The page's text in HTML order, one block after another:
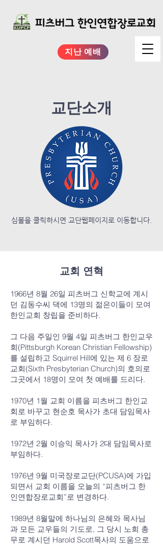
지난 예배
교단소개
​심볼을 클릭하시면 교단웹페이지로 이동합니다.
교회 연혁
1966년 8월 26일 피츠버그 신학교에 계시
던 김동수씨 댁에 13명의 젊은이들이 모여
한인교회 창립을 준비하다.
그 다음 주일인 9월 4일 피츠버그 한인교우
회(Pittsburgh Korean Christian Fellowship)
를 설립하고 Squirrel Hill에 있는 제 6 장로
교회(Sixth Presbyterian Church)의 호의로
그곳에서 18명이 모여 첫 예배를 드리다.
1970년 1월 교회 이름을 피츠버그 한인교
회로 바꾸고 현순호 목사가 초대 담임목사
로 부임하다.
1972년 2월 이승익 목사가 2대 담임목사로
부임하다.
1976년 9월 미국장로교단(PCUSA)에 가입
되면서 교회 이름을 오늘의 “피츠버그 한
인연합장로교회”로 변경하다.
1989년 8월말에 하나님의 은혜와 목사님
과 모든 교우들의 기도로, 그 당시 노회 총
무로 계시던 Harold Scott목사의 도움으로